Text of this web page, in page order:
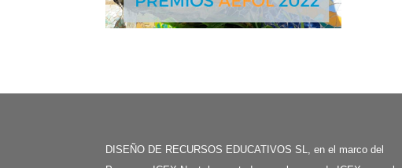
DISEÑO DE RECURSOS EDUCATIVOS SL, en el marco del